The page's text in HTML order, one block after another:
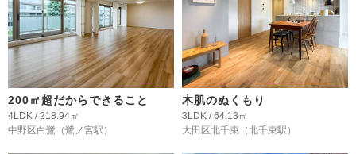
200㎡超だからできること
4LDK / 218.94㎡
中野区白鷺 （鷺ノ宮駅）
木肌のぬくもり
3LDK / 64.13㎡
大田区北千束 （北千束駅）